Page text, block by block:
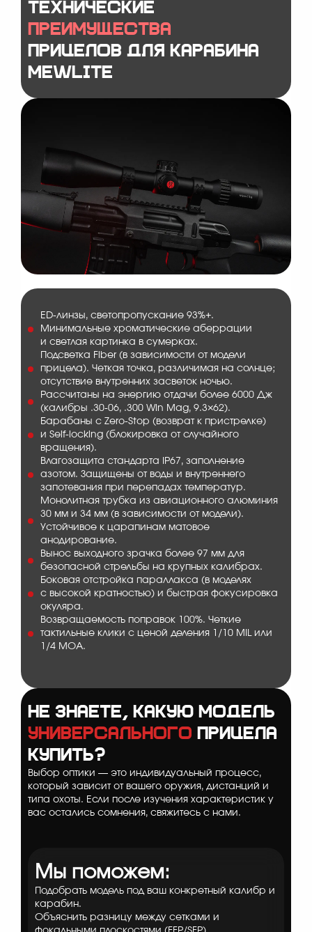
Технические
преимущества
прицелов для карабина
MewLite
ED-линзы, светопропускание 93%+.
Минимальные хроматические аберрации
и светлая картинка в сумерках.
Подсветка Fiber (в зависимости от модели
прицела). Четкая точка, различимая на солнце;
отсутствие внутренних засветок ночью.
Рассчитаны на энергию отдачи более 6000 Дж
(калибры .30-06, .300 Win Mag, 9.3×62).
Барабаны с Zero-Stop (возврат к пристрелке)
и Self-locking (блокировка от случайного
вращения).
Влагозащита стандарта IP67, заполнение
азотом. Защищены от воды и внутреннего
запотевания при перепадах температур.
Монолитная трубка из авиационного алюминия
30 мм и 34 мм (в зависимости от модели).
Устойчивое к царапинам матовое
анодирование.
Вынос выходного зрачка более 97 мм для
безопасной стрельбы на крупных калибрах.
Боковая отстройка параллакса (в моделях
с высокой кратностью) и быстрая фокусировка
окуляра.
Возвращаемость поправок 100%. Четкие
тактильные клики с ценой деления 1/10 MIL или
1/4 MOA.
Мы поможем:
Подобрать модель под ваш конкретный калибр и
карабин.
Объяснить разницу между сетками и
Не знаете, какую модель
универсального прицела
купить?
Выбор оптики — это индивидуальный процесс,
который зависит от вашего оружия, дистанций и
типа охоты. Если после изучения характеристик у
вас остались сомнения, свяжитесь с нами.